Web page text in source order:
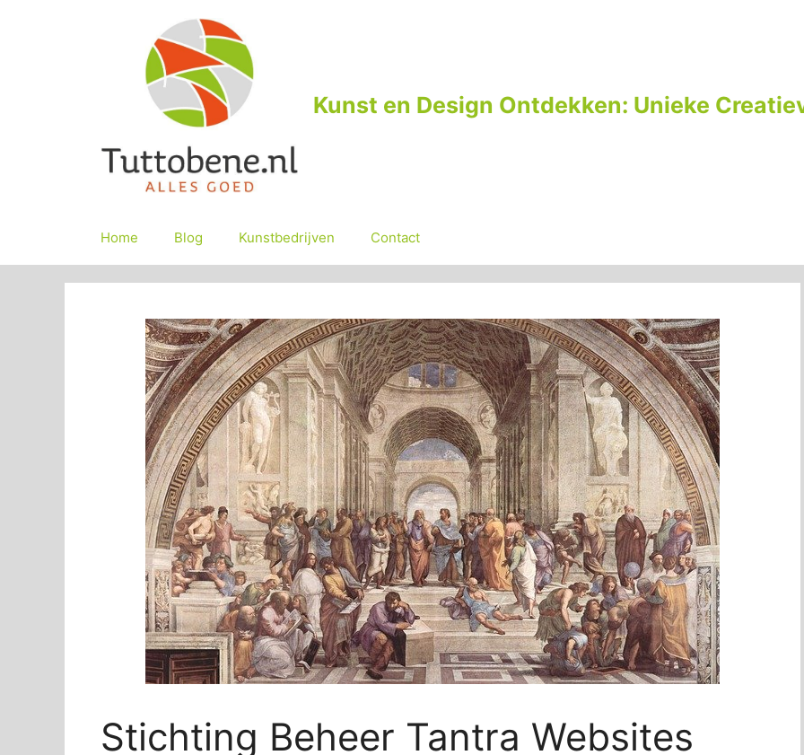
Kunst en Design Ontdekken: Unieke
Home Blog Kunstbedrijven Contact
Stichting Beheer Tantra Websites